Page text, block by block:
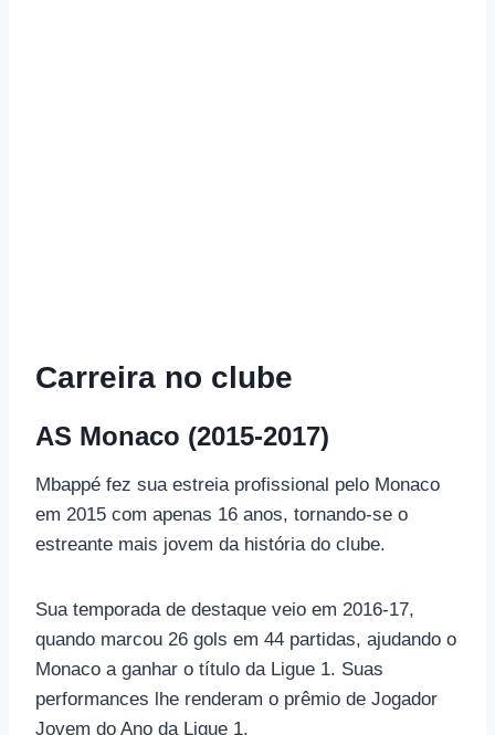
Carreira no clube
AS Monaco (2015-2017)
Mbappé fez sua estreia profissional pelo Monaco
em 2015 com apenas 16 anos, tornando-se o
estreante mais jovem da história do clube.
Sua temporada de destaque veio em 2016-17,
quando marcou 26 gols em 44 partidas, ajudando o
Monaco a ganhar o título da Ligue 1. Suas
performances lhe renderam o prêmio de Jogador
Jovem do Ano da Ligue 1.